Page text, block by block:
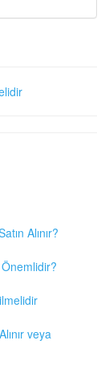
Alınır?
veya